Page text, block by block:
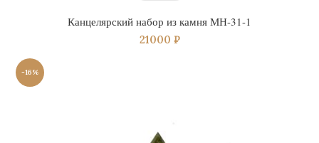
Канцелярский набор из камня МН-31-1
21000 ₽
-16%